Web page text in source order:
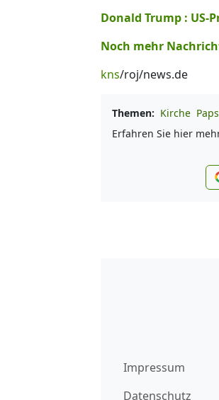
Donald Trump :
Noch mehr
kns/roj/news.de
Themen: Kirche
Erfahren Sie hier
Impressum
Datenschutz